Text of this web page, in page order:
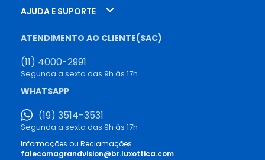
AJUDA E SUPORTE
ATENDIMENTO AO CLIENTE(SAC)
(11) 4000-2991
Segunda a sexta das 9h às 17h
WHATSAPP
(19) 3514-3531
Segunda a sexta das 9h às 17h
Informações ou Reclamações
falecomagrandvision@br.luxottica.com